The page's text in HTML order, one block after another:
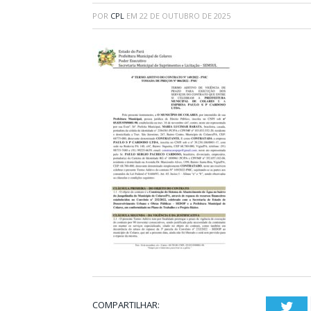
POR CPL EM 22 DE OUTUBRO DE 2025
COMPARTILHAR: